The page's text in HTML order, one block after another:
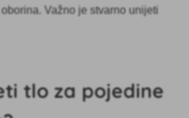
Važno je stvarno unijeti
tlo za pojedine